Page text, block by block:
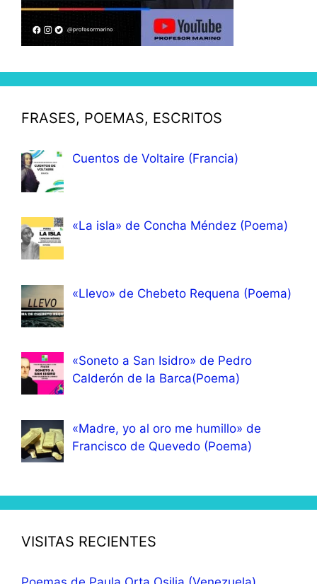
FRASES, POEMAS, ESCRITOS
Cuentos de Voltaire (Francia)
«La isla» de Concha Méndez (Poema)
«Llevo» de Chebeto Requena (Poema)
«Soneto a San Isidro» de Pedro
Calderón de la Barca(Poema)
«Madre, yo al oro me humillo» de
Francisco de Quevedo (Poema)
VISITAS RECIENTES